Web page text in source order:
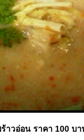
าวอ่อน ราคา 100 บา